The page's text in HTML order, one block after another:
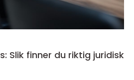
Slik finner du riktig juridisk